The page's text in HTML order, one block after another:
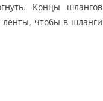
Концы шлангов
чтобы в шланги